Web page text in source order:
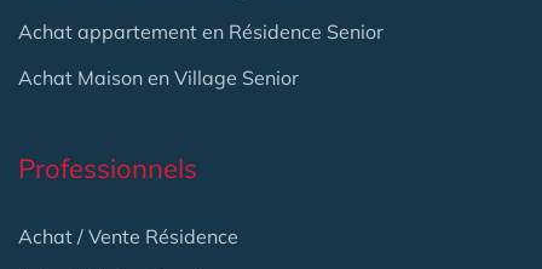
Achat appartement en Résidence Senior
Achat Maison en Village Senior
Professionnels
Achat / Vente Résidence